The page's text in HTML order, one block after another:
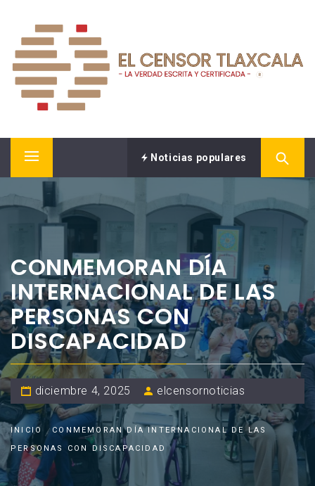
contenido
EL CENSOR NOTICIAS
Menú
principal
Noticias populares
CONMEMORAN DÍA
INTERNACIONAL DE LAS
PERSONAS CON
DISCAPACIDAD
diciembre 4, 2025 elcensornoticias
INICIO
CONMEMORAN DÍA INTERNACIONAL DE LAS
PERSONAS CON DISCAPACIDAD